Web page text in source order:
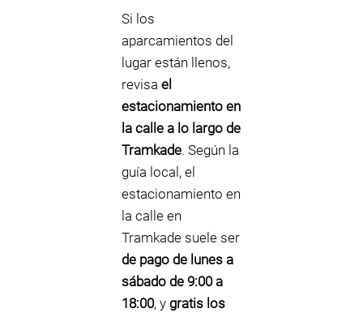
Si los
aparcamientos del
lugar están llenos,
revisa el
estacionamiento en
la calle a lo largo de
Tramkade. Según la
guía local, el
estacionamiento en
la calle en
Tramkade suele ser
de pago de lunes a
sábado de 9:00 a
18:00, y gratis los